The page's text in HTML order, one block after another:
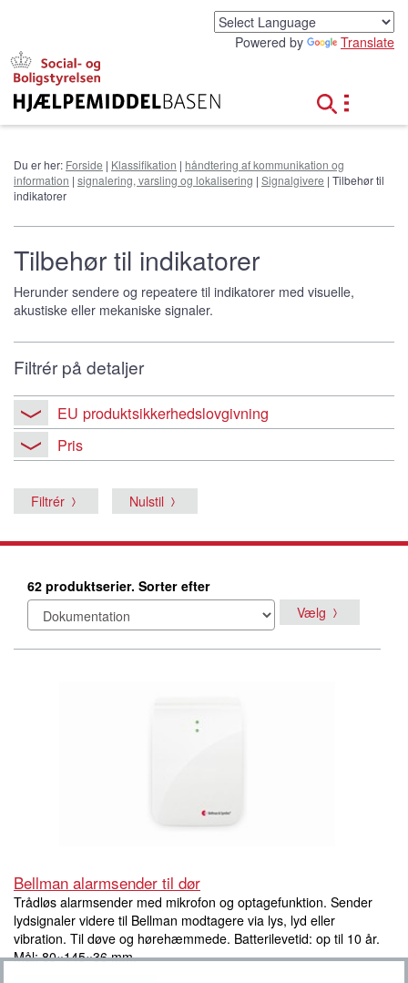
Powered by Translate
Du er her: Forside | Klassifikation | håndtering af kommunikation og
information | signalering, varsling og lokalisering | Signalgivere | Tilbehør til
indikatorer
Tilbehør til indikatorer
Herunder sendere og repeatere til indikatorer med visuelle,
akustiske eller mekaniske signaler.
Filtrér på detaljer
EU produktsikkerhedslovgivning
Pris
Filtrér Nulstil
62 produktserier. Sorter efter
Vælg
Bellman alarmsender til dør
Trådløs alarmsender med mikrofon og optagefunktion. Sender
lydsignaler videre til Bellman modtagere via lys, lyd eller
vibration. Til døve og hørehæmmede. Batterilevetid: op til 10 år.
Mål: 80×145×36 mm.